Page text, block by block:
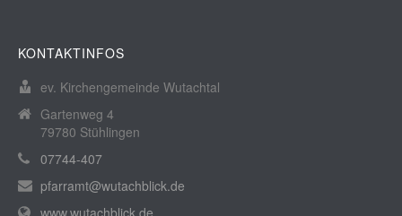
KONTAKTINFOS
ev. Kirchengemeinde Wutachtal
Gartenweg 4
79780 Stühlingen
07744-407
pfarramt@wutachblick.de